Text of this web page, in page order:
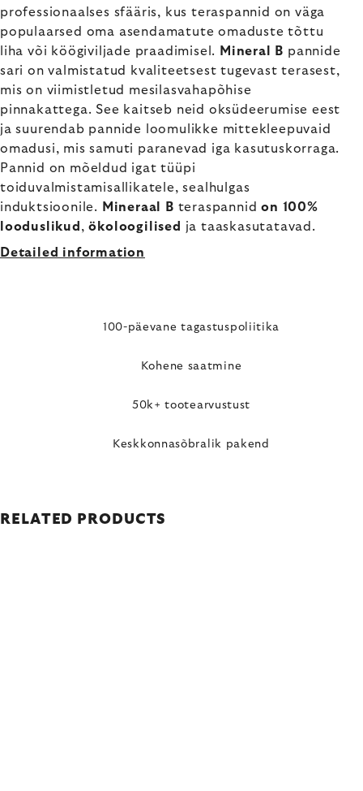
professionaalses sfääris, kus teraspannid on väga
populaarsed oma asendamatute omaduste tõttu
liha või köögiviljade praadimisel.
Mineral B pannide
sari on valmistatud kvaliteetsest tugevast terasest,
mis on viimistletud mesilasvahapõhise
pinnakattega. See kaitseb neid oksüdeerumise eest
ja suurendab pannide loomulikke mittekleepuvaid
omadusi, mis samuti paranevad iga kasutuskorraga.
Pannid on mõeldud igat tüüpi
toiduvalmistamisallikatele, sealhulgas
induktsioonile.
Mineraal B teraspannidon 100%
looduslikud ,ökoloogilised
ja taaskasutatavad.
Detailed information
100-päevane tagastuspoliitika
Kohene saatmine
50k+ tootearvustust
Keskkonnasõbralik pakend
RELATED PRODUCTS